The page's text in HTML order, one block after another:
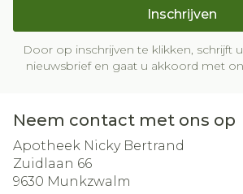
Inschrijven
Door op inschrijven te klikken, schrijft
nieuwsbrief en gaat u akkoord met
Neem contact met ons op
Apotheek Nicky Bertrand
Zuidlaan 66
9630 Munkzwalm